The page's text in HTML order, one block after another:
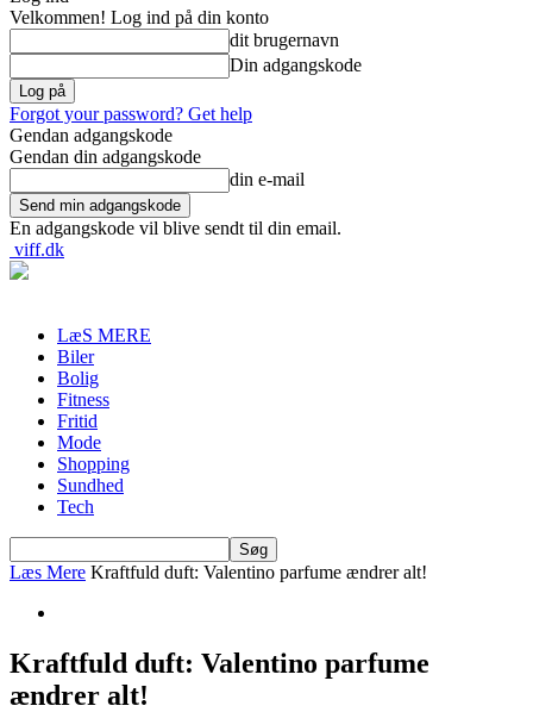
Velkommen! Log ind på din konto
dit brugernavn
Din adgangskode
Forgot your password? Get help
Gendan adgangskode
Gendan din adgangskode
din e-mail
En adgangskode vil blive sendt til din email.
viff.dk
LæS MERE
Biler
Bolig
Fitness
Fritid
Mode
Shopping
Sundhed
Tech
Læs Mere Kraftfuld duft: Valentino parfume ændrer alt!
Kraftfuld duft: Valentino parfume
ændrer alt!